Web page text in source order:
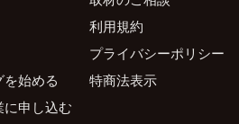
始める
申し込む
利用規約
プライバシーポリシー
特商法表示